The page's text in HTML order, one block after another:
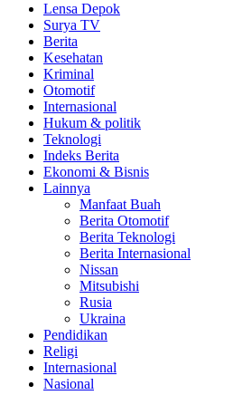
Lensa Depok
Surya TV
Berita
Kesehatan
Kriminal
Otomotif
Internasional
Hukum & politik
Teknologi
Indeks Berita
Ekonomi & Bisnis
Lainnya
Manfaat Buah
Berita Otomotif
Berita Teknologi
Berita Internasional
Nissan
Mitsubishi
Rusia
Ukraina
Pendidikan
Religi
Internasional
Nasional